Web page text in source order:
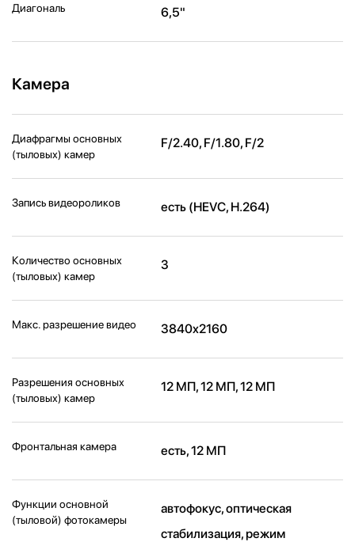
Диагональ 6,5"
Камера
Диафрагмы основных
(тыловых) камер
F/2.40, F/1.80, F/2
Запись видеороликов есть (HEVC, H.264)
Количество основных
(тыловых) камер
3
Макс. разрешение видео 3840x2160
Разрешения основных
(тыловых) камер
12 МП, 12 МП, 12 МП
Фронтальная камера есть, 12 МП
Функции основной
(тыловой) фотокамеры
автофокус, оптическая
стабилизация, режим